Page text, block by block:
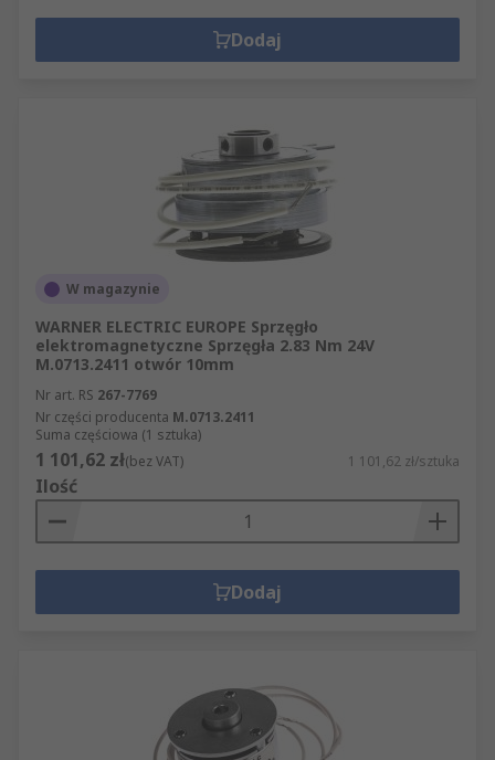
Dodaj
W magazynie
WARNER ELECTRIC EUROPE Sprzęgło
elektromagnetyczne Sprzęgła 2.83 Nm 24V
M.0713.2411 otwór 10mm
Nr art. RS 267-7769
Nr części producenta M.0713.2411
Suma częściowa (1 sztuka)
1 101,62 zł(bez VAT) 1 101,62 zł/sztuka
Ilość
Dodaj